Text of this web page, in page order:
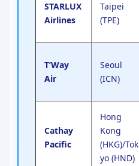
STARLUX
Airlines
Taipei
(TPE)
T’Way
Air
Seoul
(ICN)
Cathay
Pacific
Hong
Kong
(HKG)/Tok
yo (HND)